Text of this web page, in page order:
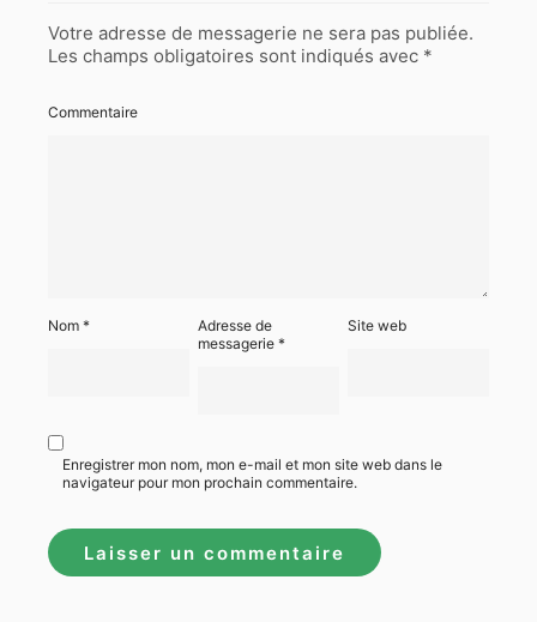
Votre adresse de messagerie ne sera pas publiée.
Les champs obligatoires sont indiqués avec *
Commentaire
Nom *
Adresse de
messagerie*
Site web
Enregistrer mon nom, mon e-mail et mon site web dans le
navigateur pour mon prochain commentaire.